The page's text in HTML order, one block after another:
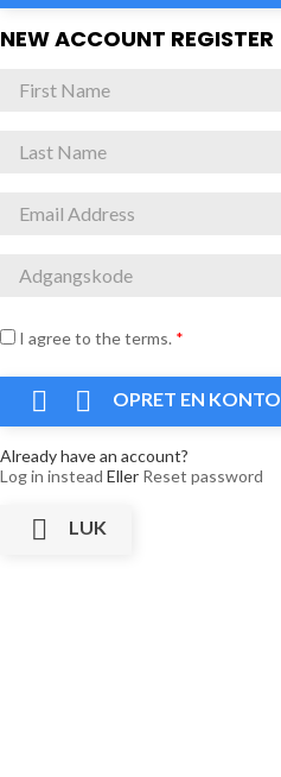
NEW ACCOUNT REGISTER
I agree to the terms. *
  OPRET EN KONTO
Already have an account?
Log in instead Eller Reset password
 LUK